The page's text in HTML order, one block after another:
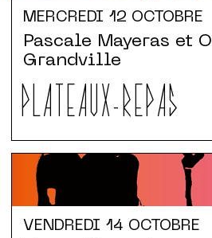
MERCREDI 12 OCTOBRE
PLATEAUX-REPAS
Pascale Mayeras et
Grandville
VENDREDI 14 OCTOBRE